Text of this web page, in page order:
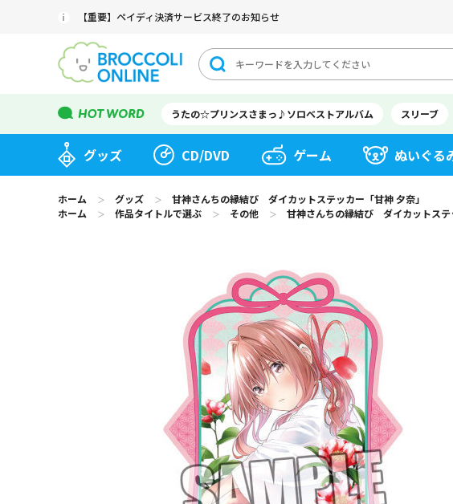
【重要】ペイディ決済サービス終了のお知らせ
うたの☆プリンスさまっ♪ソロベストアルバム スリーブ
グッズ CD/DVD ゲーム ぬいぐる
ホーム ＞ グッズ ＞
甘神さんちの縁結び ダイカットステッカー「甘神 夕奈」
ホーム
＞ 作品タイトルで選ぶ ＞ その他 ＞ 甘神さんちの縁結び ダイカットステ